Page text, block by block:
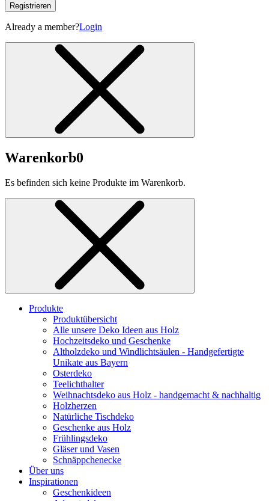
Registrieren
Already a member?Login
Warenkorb0
Es befinden sich keine Produkte im Warenkorb.
Produkte
Produktübersicht
Alle unsere Deko Ideen aus Holz
Hochzeitsdeko und Geschenke
Altholzdeko und Windlichtsäulen - Handgefertigte
Unikate aus Bayern
Osterdeko
Teelichthalter
Weihnachts­deko aus Holz - handgemacht & nachhaltig
Holzherzen
Natürliche Tischdeko
Geschenke aus Holz
Frühlingsdeko
Gläser und Vasen
Schnäppchenecke
Über uns
Inspirationen
Geschenkideen